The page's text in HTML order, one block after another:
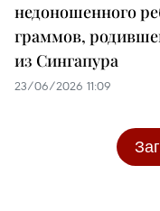
недоношенного
граммов,
из Сингапура
23/06/2026 11:09